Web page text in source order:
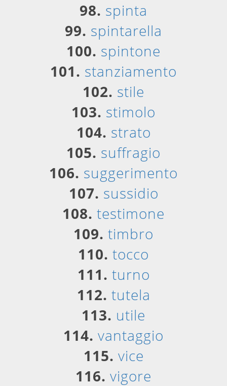
98. spinta
99. spintarella
100. spintone
101. stanziamento
102. stile
103. stimolo
104. strato
105. suffragio
106. suggerimento
107. sussidio
108. testimone
109. timbro
110. tocco
111. turno
112. tutela
113. utile
114. vantaggio
115. vice
116. vigore